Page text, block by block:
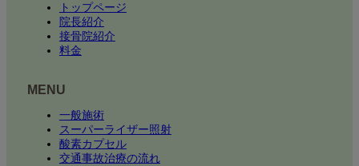
トップページ
院長紹介
接骨院紹介
料金
MENU
一般施術
スーパーライザー照射
酸素カプセル
交通事故治療の流れ